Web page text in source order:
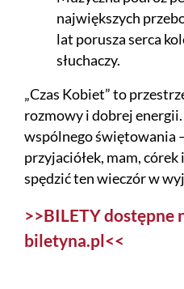
największych
lat porusza serca
słuchaczy.
„Czas Kobiet” to
rozmowy i dobrej
wspólnego świętowania
przyjaciółek, mam,
spędzić ten wieczór w
>>BILETY dostępne
biletyna.pl<<